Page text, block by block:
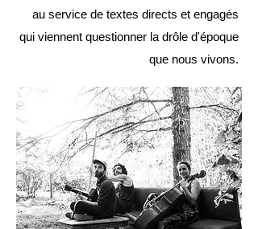
au service de textes directs et engagés
qui viennent questionner la drôle d'époque
que nous vivons.